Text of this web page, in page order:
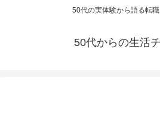
50代の実体験から語る転
50代からの生活